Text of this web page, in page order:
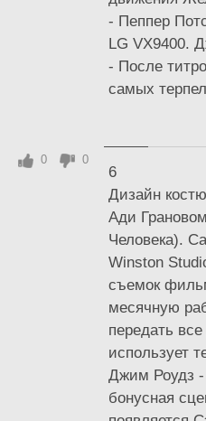
- Пеппер
LG VX9400.
- После
самых
6
Дизайн
Ади
Человека).
Winston
съемок
месячную
передать
использует
Джим Роудз -
бонусная
0 0